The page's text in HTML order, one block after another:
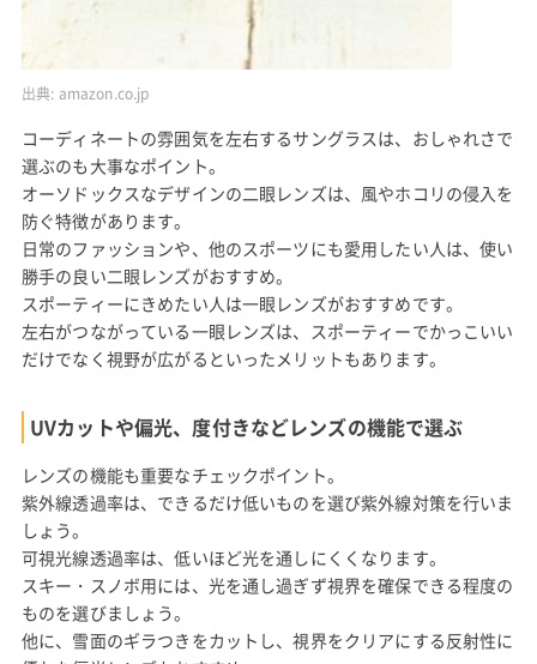
出典: amazon.co.jp
コーディネートの雰囲気を左右するサングラスは、おしゃれさで
選ぶのも大事なポイント。
オーソドックスなデザインの二眼レンズは、風やホコリの侵入を
防ぐ特徴があります。
日常のファッションや、他のスポーツにも愛用したい人は、使い
勝手の良い二眼レンズがおすすめ。
スポーティーにきめたい人は一眼レンズがおすすめです。
左右がつながっている一眼レンズは、スポーティーでかっこいい
だけでなく視野が広がるといったメリットもあります。
UVカットや偏光、度付きなどレンズの機能で選ぶ
レンズの機能も重要なチェックポイント。
紫外線透過率は、できるだけ低いものを選び紫外線対策を行いま
しょう。
可視光線透過率は、低いほど光を通しにくくなります。
スキー・スノボ用には、光を通し過ぎず視界を確保できる程度の
ものを選びましょう。
他に、雪面のギラつきをカットし、視界をクリアにする反射性に